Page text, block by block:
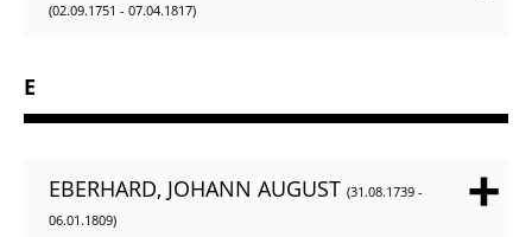
(02.09.1751 - 07.04.1817)
E
EBERHARD, JOHANN AUGUST (31.08.1739 -
06.01.1809)